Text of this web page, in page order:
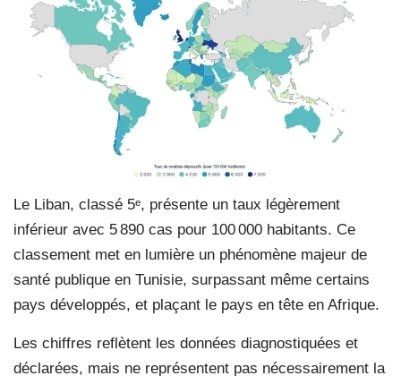
Le Liban, classé 5ᵉ, présente un taux légèrement
inférieur avec 5 890 cas pour 100 000 habitants. Ce
classement met en lumière un phénomène majeur de
santé publique en Tunisie, surpassant même certains
pays développés, et plaçant le pays en tête en Afrique.
Les chiffres reflètent les données diagnostiquées et
déclarées, mais ne représentent pas nécessairement la